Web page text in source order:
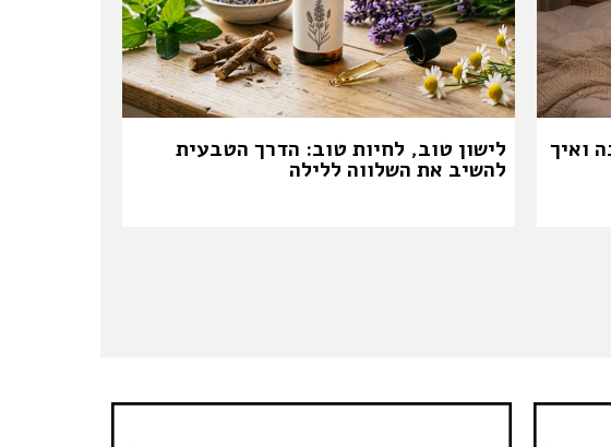
ואיך לישון טוב, לחיות טוב: הדרך הטבעית
להשיב את השלווה ללילה